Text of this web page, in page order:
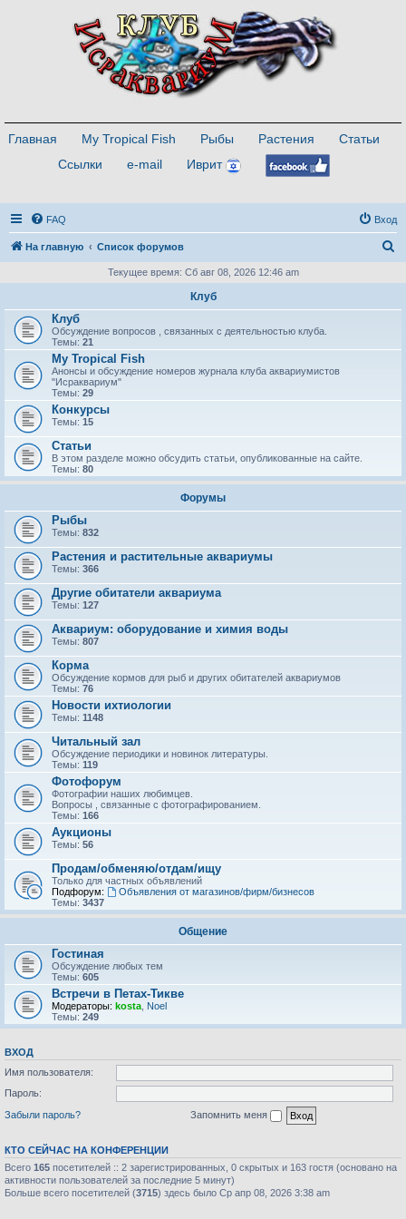
Главная My Tropical Fish Рыбы Растения
Статьи
Ссылки
e-mail Иврит
FAQ Вход
На главную Список форумов
с
Текущее время: Сб авг 08, 2026 12:46 am
Клуб
Клуб
Обсуждение вопросов , связанных с деятельностью клуба.
Темы: 21
My Tropical Fish
Анонсы и обсуждение номеров журнала клуба аквариумистов
"Исраквариум"
Темы: 29
Конкурсы
Темы: 15
Статьи
В этом разделе можно обсудить статьи, опубликованные на сайте.
Темы: 80
Форумы
Рыбы
Темы: 832
Растения и растительные аквариумы
Темы: 366
Другие обитатели аквариума
Темы: 127
Аквариум: оборудование и химия воды
Темы: 807
Корма
Обсуждение кормов для рыб и других обитателей аквариумов
Темы: 76
Новости ихтиологии
Темы: 1148
Читальный зал
Обсуждение периодики и новинок литературы.
Темы: 119
Фотофорум
Фотографии наших любимцев.
Вопросы , связанные с фотографированием.
Темы: 166
Аукционы
Темы: 56
Продам/обменяю/отдам/ищу
Только для частных объявлений
Подфорум:
Объявления от магазинов/фирм/бизнесов
Темы: 3437
Общение
Гостиная
Обсуждение любых тем
Темы: 605
Встречи в Петах-Тикве
Модераторы: kosta Noel
Темы: 249
ВХОД
Имя пользователя:
Пароль:
Забыли пароль?
Запомнить меня
КТО СЕЙЧАС НА КОНФЕРЕНЦИИ
Всего 165 посетителей :: 2 зарегистрированных, 0 скрытых и 163 гостя (основано на
активности пользователей за последние 5 минут)
Больше всего посетителей (3715) здесь было Ср апр 08, 2026 3:38 am